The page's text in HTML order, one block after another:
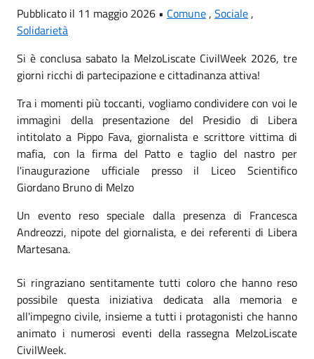
Pubblicato il 11 maggio 2026 • Comune, Sociale,
Solidarietà
Si è conclusa sabato la MelzoLiscate CivilWeek 2026, tre
giorni ricchi di partecipazione e cittadinanza attiva!
Tra i momenti più toccanti, vogliamo condividere con voi le
immagini della presentazione del Presidio di Libera
intitolato a Pippo Fava, giornalista e scrittore vittima di
mafia, con la firma del Patto e taglio del nastro per
l'inaugurazione ufficiale presso il Liceo Scientifico
Giordano Bruno di Melzo
Un evento reso speciale dalla presenza di Francesca
Andreozzi, nipote del giornalista, e dei referenti di Libera
Martesana.
Si ringraziano sentitamente tutti coloro che hanno reso
possibile questa iniziativa dedicata alla memoria e
all'impegno civile, insieme a tutti i protagonisti che hanno
animato i numerosi eventi della rassegna MelzoLiscate
CivilWeek.